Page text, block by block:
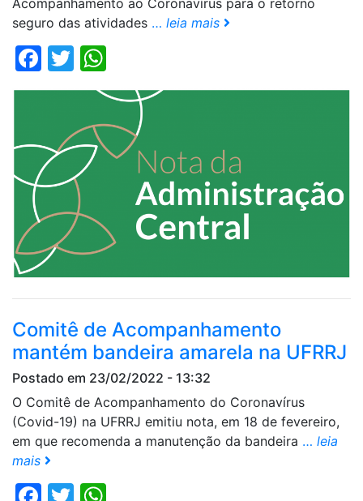
seguro das atividades … leia mais
Facebook
Twitter
Comitê de Acompanhamento
mantém bandeira amarela na UFRRJ
Postado em 23/02/2022 - 13:32
O Comitê de Acompanhamento do Coronavírus
(Covid-19) na UFRRJ emitiu nota, em 18 de fevereiro,
em que recomenda a manutenção da bandeira … leia
mais